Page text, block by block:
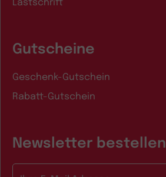
Lastschrift
Gutscheine
Geschenk-Gutschein
Rabatt-Gutschein
Newsletter bestellen